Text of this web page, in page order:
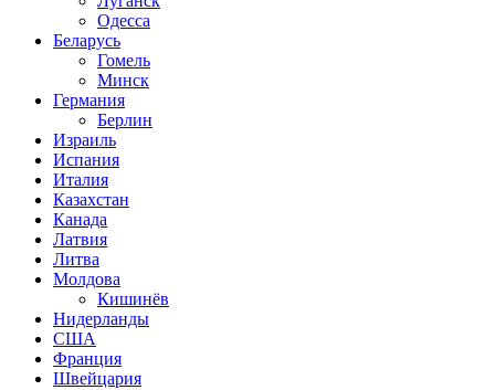
Одесса
Беларусь
Гомель
Минск
Германия
Берлин
Израиль
Испания
Италия
Казахстан
Канада
Латвия
Литва
Молдова
Кишинёв
Нидерланды
США
Франция
Швейцария